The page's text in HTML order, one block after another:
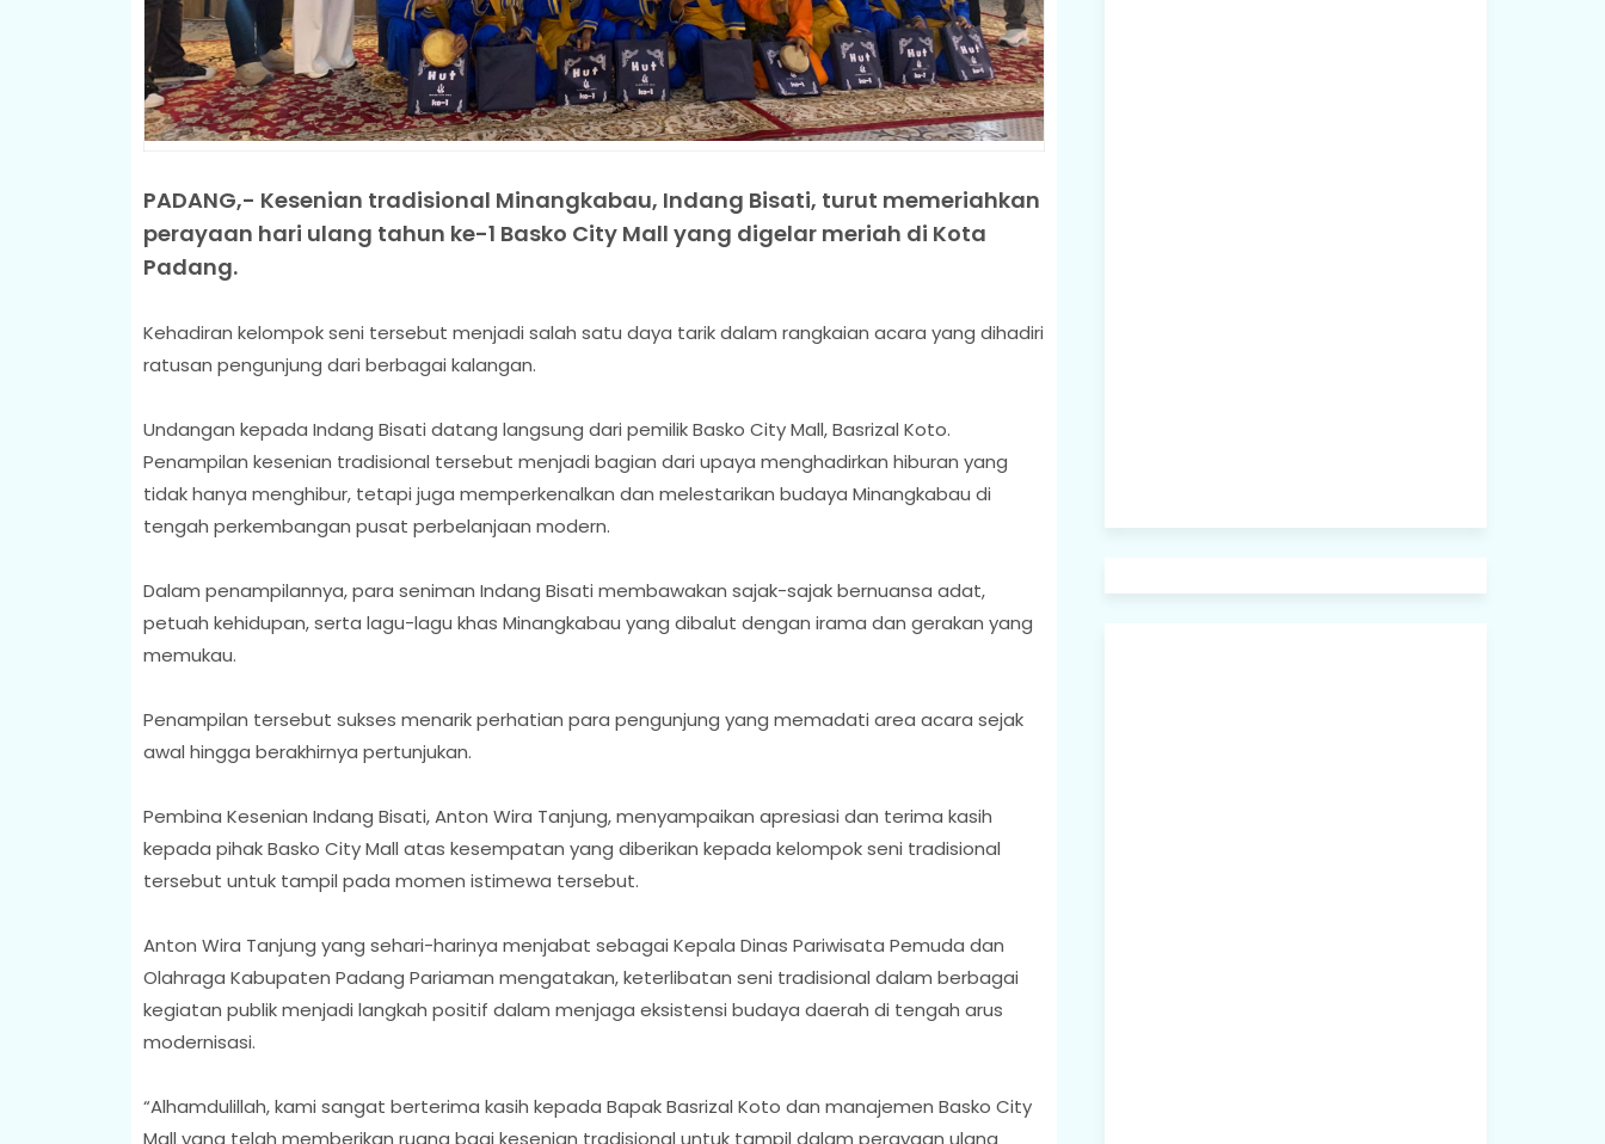
PADANG,- Kesenian tradisional Minangkabau, Indang Bisati, turut memeriahkan
perayaan hari ulang tahun ke-1 Basko City Mall yang digelar meriah di Kota
Padang.
Kehadiran kelompok seni tersebut menjadi salah satu daya tarik dalam rangkaian acara yang dihadiri
ratusan pengunjung dari berbagai kalangan.
Undangan kepada Indang Bisati datang langsung dari pemilik Basko City Mall, Basrizal Koto.
Penampilan kesenian tradisional tersebut menjadi bagian dari upaya menghadirkan hiburan yang
tidak hanya menghibur, tetapi juga memperkenalkan dan melestarikan budaya Minangkabau di
tengah perkembangan pusat perbelanjaan modern.
Dalam penampilannya, para seniman Indang Bisati membawakan sajak-sajak bernuansa adat,
petuah kehidupan, serta lagu-lagu khas Minangkabau yang dibalut dengan irama dan gerakan yang
memukau.
Penampilan tersebut sukses menarik perhatian para pengunjung yang memadati area acara sejak
awal hingga berakhirnya pertunjukan.
Pembina Kesenian Indang Bisati, Anton Wira Tanjung, menyampaikan apresiasi dan terima kasih
kepada pihak Basko City Mall atas kesempatan yang diberikan kepada kelompok seni tradisional
tersebut untuk tampil pada momen istimewa tersebut.
Anton Wira Tanjung yang sehari-harinya menjabat sebagai Kepala Dinas Pariwisata Pemuda dan
Olahraga Kabupaten Padang Pariaman mengatakan, keterlibatan seni tradisional dalam berbagai
kegiatan publik menjadi langkah positif dalam menjaga eksistensi budaya daerah di tengah arus
modernisasi.
“Alhamdulillah, kami sangat berterima kasih kepada Bapak Basrizal Koto dan manajemen Basko City
Mall yang telah memberikan ruang bagi kesenian tradisional untuk tampil dalam perayaan ulang